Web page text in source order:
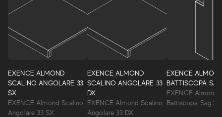
EXENCE ALMOND
SCALINO ANGOLARE 33
SX
EXENCE Almond Scalino
Angolare 33 SX
EXENCE ALMOND
SCALINO ANGOLARE 33
DX
EXENCE Almond Scalino
Angolare 33 DX
EXENCE
BATTISCOPA
EXENCE Almond
Battiscopa Sag.SX
Progettata per vestire gli spazi dell’abitare con un’estetica
contemporanea, la collezione Exence crea un’atmosfera
naturale, accogliente e ricercata, dedicata a progetti di
interni d’ispirazione metropolitana.